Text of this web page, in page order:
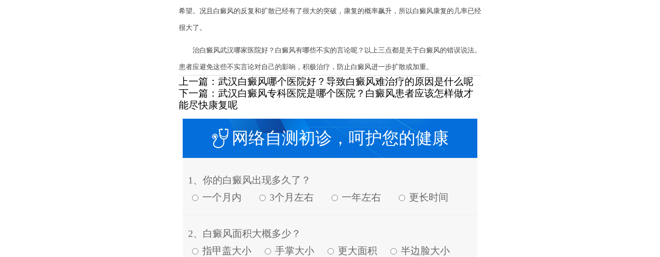
希望。况且白癜风的反复和扩散已经有了很大的突破，康复的概率飙升，所以白癜风康复的几率已经
很大了。
治白癜风武汉哪家医院好？白癜风有哪些不实的言论呢？以上三点都是关于白癜风的错误说法。
患者应避免这些不实言论对自己的影响，积极治疗，防止白癜风进一步扩散或加重。
上一篇： 武汉白癜风哪个医院好？导致白癜风难治疗的原因是什么呢
下一篇： 武汉白癜风专科医院是哪个医院？白癜风患者应该怎样做才
能尽快康复呢
网络自测初诊，呵护您的健康
1、你的白癜风出现多久了？
一个月内
3个月左右 一年左右 更长时间
2、白癜风面积大概多少？
指甲盖大小
手掌大小 更大面积 半边脸大小